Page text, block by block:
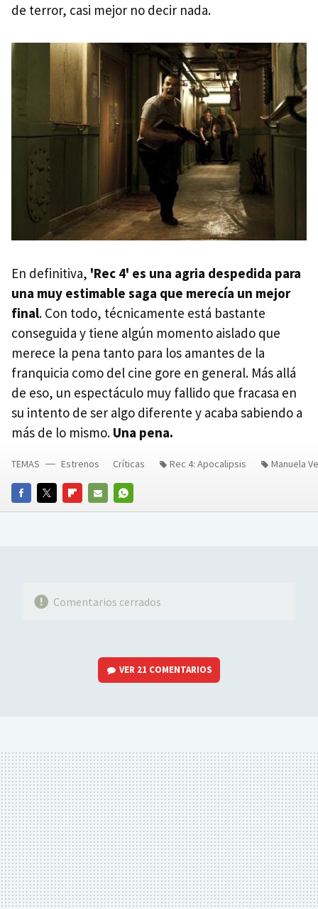
de terror, casi mejor no decir nada.
En definitiva, 'Rec 4' es una agria despedida para
una muy estimable saga que merecía un mejor
final. Con todo, técnicamente está bastante
conseguida y tiene algún momento aislado que
merece la pena tanto para los amantes de la
franquicia como del cine gore en general. Más allá
de eso, un espectáculo muy fallido que fracasa en
su intento de ser algo diferente y acaba sabiendo a
más de lo mismo. Una pena.
FACEBOOKTWITTERFLIPBOARD
E-
WHATSAPP
TEMAS Estrenos Críticas Rec 4: Apocalipsis Manuela
Comentarios cerrados
VER 21 COMENTARIOS